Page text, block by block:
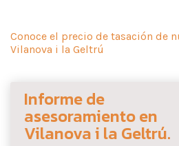
Conoce el precio de tasación de
Vilanova i la Geltrú
Informe de
asesoramientoen
Vilanova i la Geltrú.